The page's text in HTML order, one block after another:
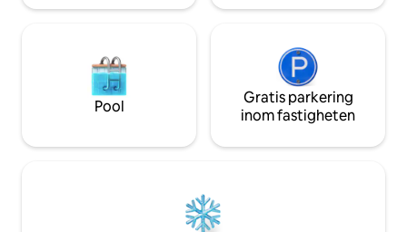
Pool
Gratis parkering
inom fastigheten